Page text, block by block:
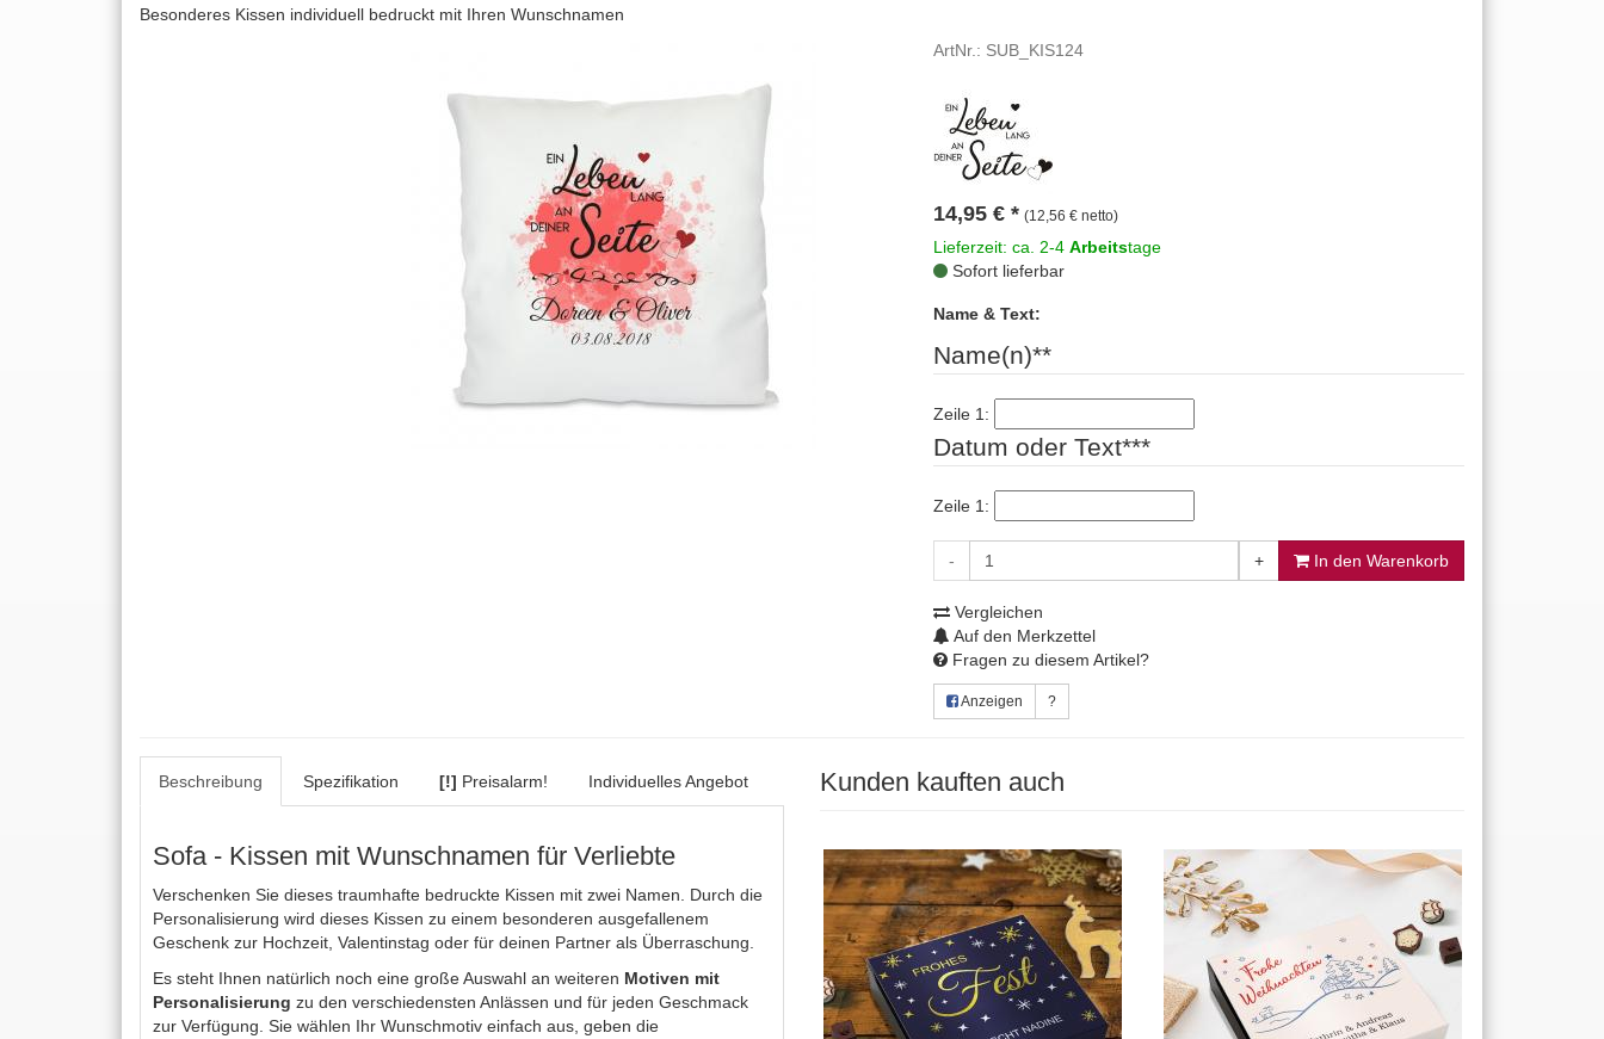
Besonderes Kissen individuell bedruckt mit Ihren Wunschnamen
ArtNr.: SUB_KIS124
14,95 € * (12,56 € netto)
Lieferzeit: ca. 2-4 Arbeitstage
Sofort lieferbar
Name & Text:
Name(n)**
Zeile 1:
Datum oder Text***
Zeile 1:
- + In den Warenkorb
Vergleichen
Auf den Merkzettel
Fragen zu diesem Artikel?
Anzeigen ?
Beschreibung Spezifikation [!] Preisalarm! Individuelles Angebot
Sofa - Kissen mit Wunschnamen für Verliebte
Verschenken Sie dieses traumhafte bedruckte Kissen mit zwei Namen. Durch die
Personalisierung wird dieses Kissen zu einem besonderen ausgefallenem
Geschenk zur Hochzeit, Valentinstag oder für deinen Partner als Überraschung.
Es steht Ihnen natürlich noch eine große Auswahl an weiteren Motiven mit
Personalisierung zu den verschiedensten Anlässen und für jeden Geschmack
zur Verfügung. Sie wählen Ihr Wunschmotiv einfach aus, geben die
Kunden kauften auch